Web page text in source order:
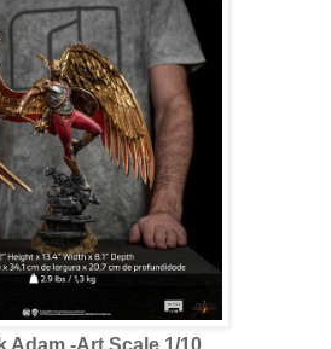
Adam -Art Scale 1/10